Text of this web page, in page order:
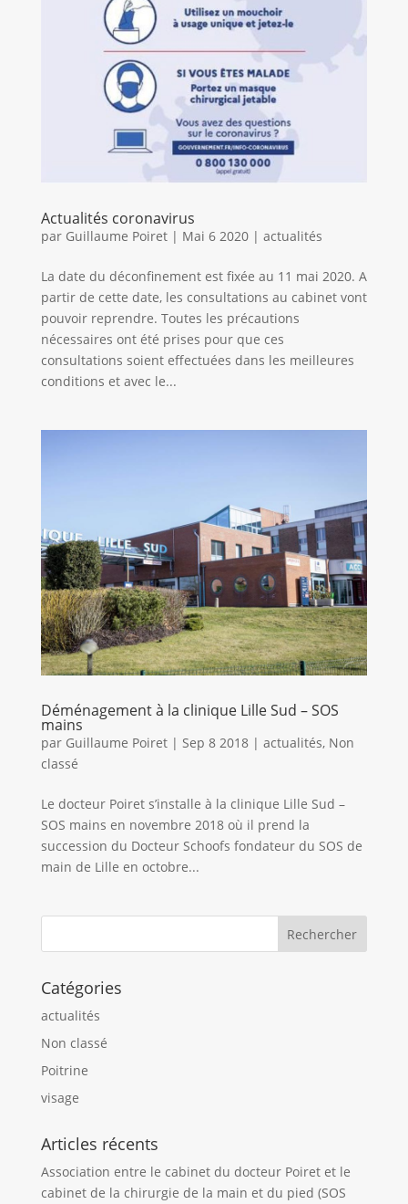
Actualités coronavirus
par Guillaume Poiret| Mai 6 2020| actualités
La date du déconfinement est fixée au 11 mai 2020. A
partir de cette date, les consultations au cabinet vont
pouvoir reprendre. Toutes les précautions
nécessaires ont été prises pour que ces
consultations soient effectuées dans les meilleures
conditions et avec le...
Déménagement à la clinique Lille Sud – SOS
mains
par Guillaume Poiret| Sep 8 2018| actualités, Non
classé
Le docteur Poiret s’installe à la clinique Lille Sud –
SOS mains en novembre 2018 où il prend la
succession du Docteur Schoofs fondateur du SOS de
main de Lille en octobre...
Catégories
actualités
Non classé
Poitrine
visage
Articles récents
Association entre le cabinet du docteur Poiret et le
cabinet de la chirurgie de la main et du pied (SOS